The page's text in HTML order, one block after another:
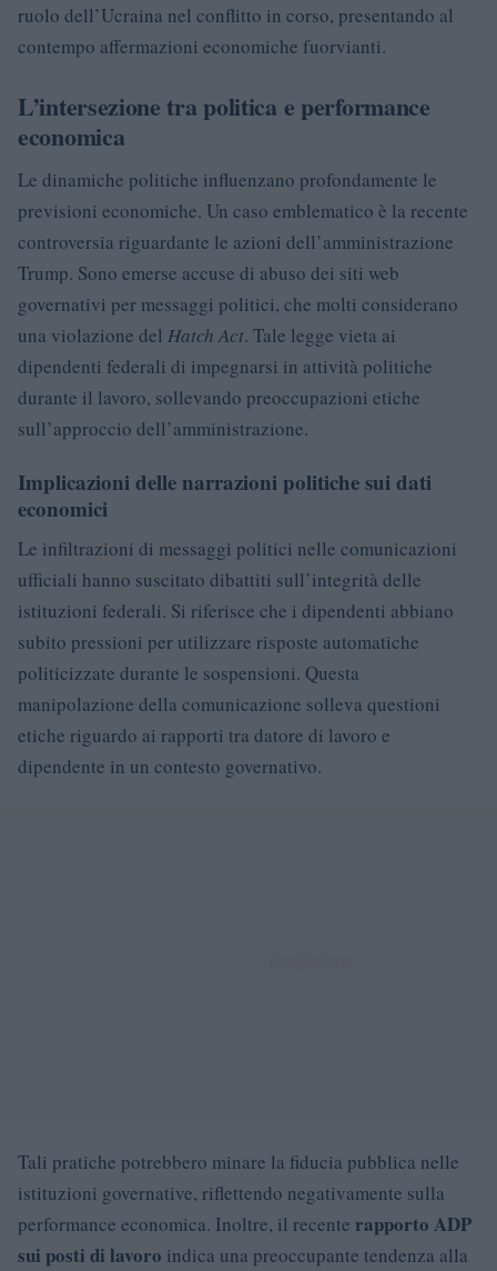
ruolo dell’Ucraina nel conflitto in corso, presentando al
contempo affermazioni economiche fuorvianti.
L’intersezione tra politica e performance
economica
Le dinamiche politiche influenzano profondamente le
previsioni economiche. Un caso emblematico è la recente
controversia riguardante le azioni dell’amministrazione
Trump. Sono emerse accuse di abuso dei siti web
governativi per messaggi politici, che molti considerano
una violazione del Hatch Act. Tale legge vieta ai
dipendenti federali di impegnarsi in attività politiche
durante il lavoro, sollevando preoccupazioni etiche
sull’approccio dell’amministrazione.
Implicazioni delle narrazioni politiche sui dati
economici
Le infiltrazioni di messaggi politici nelle comunicazioni
ufficiali hanno suscitato dibattiti sull’integrità delle
istituzioni federali. Si riferisce che i dipendenti abbiano
subito pressioni per utilizzare risposte automatiche
politicizzate durante le sospensioni. Questa
manipolazione della comunicazione solleva questioni
etiche riguardo ai rapporti tra datore di lavoro e
dipendente in un contesto governativo.
Tali pratiche potrebbero minare la fiducia pubblica nelle
istituzioni governative, riflettendo negativamente sulla
performance economica. Inoltre, il recente rapporto ADP
sui posti di lavoro indica una preoccupante tendenza alla